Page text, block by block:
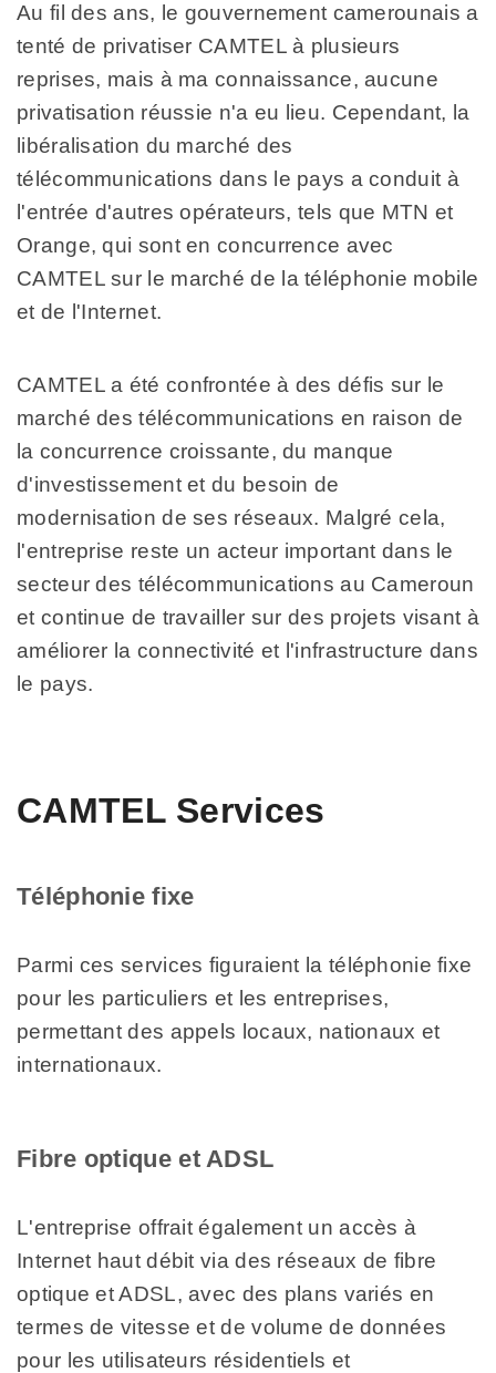
Au fil des ans, le gouvernement camerounais a
tenté de privatiser CAMTEL à plusieurs
reprises, mais à ma connaissance, aucune
privatisation réussie n'a eu lieu. Cependant, la
libéralisation du marché des
télécommunications dans le pays a conduit à
l'entrée d'autres opérateurs, tels que MTN et
Orange, qui sont en concurrence avec
CAMTEL sur le marché de la téléphonie mobile
et de l'Internet.
CAMTEL a été confrontée à des défis sur le
marché des télécommunications en raison de
la concurrence croissante, du manque
d'investissement et du besoin de
modernisation de ses réseaux. Malgré cela,
l'entreprise reste un acteur important dans le
secteur des télécommunications au Cameroun
et continue de travailler sur des projets visant à
améliorer la connectivité et l'infrastructure dans
le pays.
CAMTEL Services
Téléphonie fixe
Parmi ces services figuraient la téléphonie fixe
pour les particuliers et les entreprises,
permettant des appels locaux, nationaux et
internationaux.
Fibre optique et ADSL
L'entreprise offrait également un accès à
Internet haut débit via des réseaux de fibre
optique et ADSL, avec des plans variés en
termes de vitesse et de volume de données
pour les utilisateurs résidentiels et